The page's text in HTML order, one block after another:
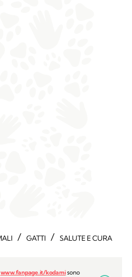
/ GATTI / SALUTE E CURA
www.fanpage.it/kodamisono